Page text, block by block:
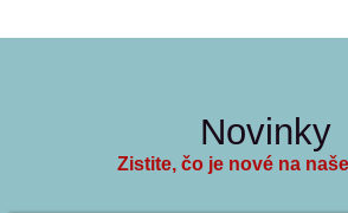
Novinky
Zistite, čo je nové na